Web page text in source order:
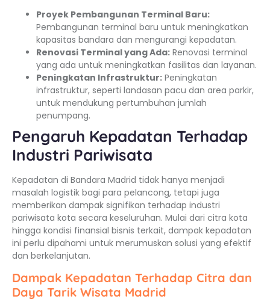
Proyek Pembangunan Terminal Baru:
Pembangunan terminal baru untuk meningkatkan
kapasitas bandara dan mengurangi kepadatan.
Renovasi Terminal yang Ada: Renovasi terminal
yang ada untuk meningkatkan fasilitas dan layanan.
Peningkatan Infrastruktur: Peningkatan
infrastruktur, seperti landasan pacu dan area parkir,
untuk mendukung pertumbuhan jumlah
penumpang.
Pengaruh Kepadatan Terhadap
Industri Pariwisata
Kepadatan di Bandara Madrid tidak hanya menjadi
masalah logistik bagi para pelancong, tetapi juga
memberikan dampak signifikan terhadap industri
pariwisata kota secara keseluruhan. Mulai dari citra kota
hingga kondisi finansial bisnis terkait, dampak kepadatan
ini perlu dipahami untuk merumuskan solusi yang efektif
dan berkelanjutan.
Dampak Kepadatan Terhadap Citra dan
Daya Tarik Wisata Madrid